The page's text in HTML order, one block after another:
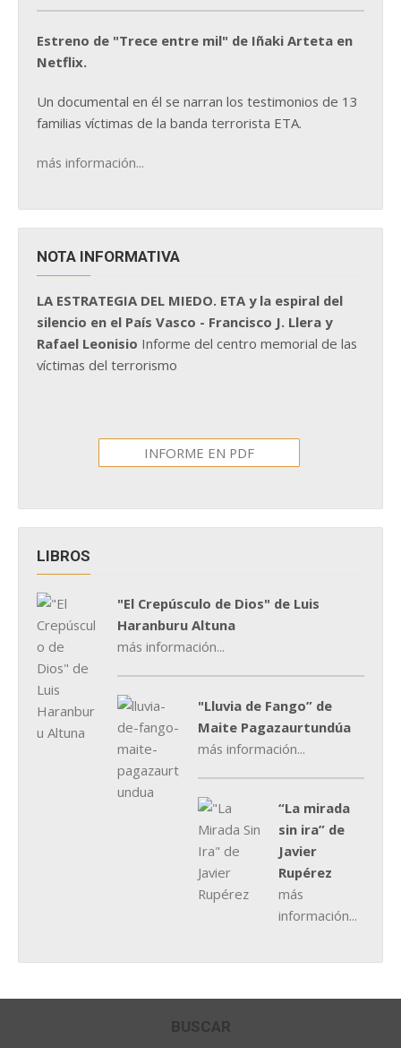
Estreno de "Trece entre mil" de Iñaki Arteta en
Netflix.
Un documental en él se narran los testimonios de 13
familias víctimas de la banda terrorista ETA.
más información...
NOTA INFORMATIVA
LA ESTRATEGIA DEL MIEDO. ETA y la espiral del
silencio en el País Vasco - Francisco J. Llera y
Rafael Leonisio Informe del centro memorial de las
víctimas del terrorismo
INFORME EN PDF
LIBROS
"El Crepúsculo de Dios" de Luis
Haranburu Altuna
más información...
"Lluvia de Fango” de
Maite Pagazaurtundúa
más información...
“La mirada
sin ira” de
Javier
Rupérez
más
información...
BUSCAR